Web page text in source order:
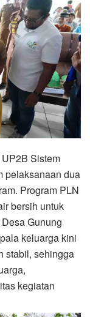
Sistem
pelaksanaan dua
Program PLN
bersih untuk
Gunung
keluarga kini
stabil, sehingga
kegiatan